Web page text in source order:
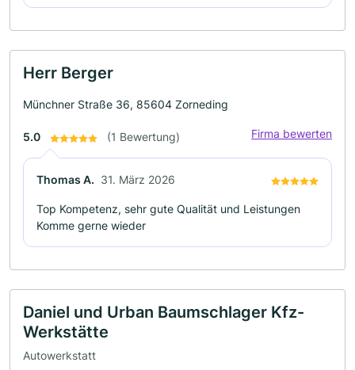
Herr Berger
Münchner Straße 36, 85604 Zorneding
5.0 (1 Bewertung) Firma bewerten
Thomas A. 31. März 2026
Top Kompetenz, sehr gute Qualität und Leistungen
Komme gerne wieder
Daniel und Urban Baumschlager Kfz-
Werkstätte
Autowerkstatt